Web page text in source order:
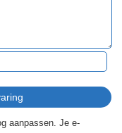
aanpassen. Je e-